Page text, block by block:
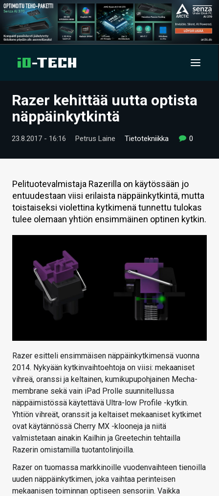
UUTISET
TIETOA
HINTA.FI
Razer kehittää uutta optista
näppäinkytkintä
23.8.2017 - 16:16 Petrus Laine Tietotekniikka 0
Pelituotevalmistaja Razerilla on käytössään jo
entuudestaan viisi erilaista näppäinkytkintä, mutta
toistaiseksi violettina kytkimenä tunnettu tulokas
tulee olemaan yhtiön ensimmäinen optinen kytkin.
Razer esitteli ensimmäisen näppäinkytkimensä vuonna
2014. Nykyään kytkinvaihtoehtoja on viisi: mekaaniset
vihreä, oranssi ja keltainen, kumikupupohjainen Mecha-
membrane sekä vain iPad Prolle suunnitellussa
näppäimistössä käytettävä Ultra-low Profile -kytkin.
Yhtiön vihreät, oranssit ja keltaiset mekaaniset kytkimet
ovat käytännössä Cherry MX -klooneja ja niitä
valmistetaan ainakin Kailhin ja Greetechin tehtailla
Razerin omistamilla tuotantolinjoilla.
Razer on tuomassa markkinoille vuodenvaihteen tienoilla
uuden näppäinkytkimen, joka vaihtaa perinteisen
mekaanisen toiminnan optiseen sensoriin. Vaikka